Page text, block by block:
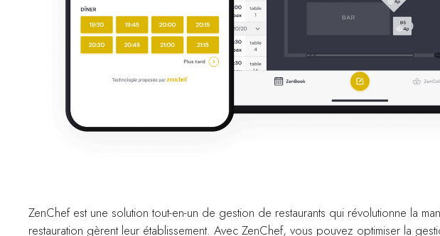
ZenChef est une solution tout-en-un de gestion de restaurants qui révolutionne la
restauration gèrent leur établissement. Avec ZenChef, vous pouvez optimiser la